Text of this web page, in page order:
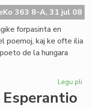
363 8-A, 31 jul 08
forpasinta en
poemoj, kaj ke ofte ilia
de la hungara
Legu pli